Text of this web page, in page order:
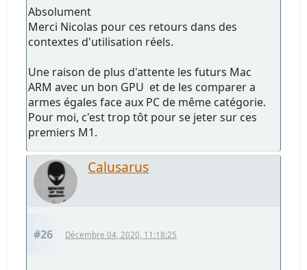
Absolument
Merci Nicolas pour ces retours dans des
contextes d'utilisation réels.
Une raison de plus d'attente les futurs Mac
ARM avec un bon GPU et de les comparer a
armes égales face aux PC de même catégorie.
Pour moi, c'est trop tôt pour se jeter sur ces
premiers M1.
Calusarus
#26 Décembre 04, 2020, 11:18:25